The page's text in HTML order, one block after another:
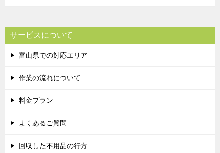
サービスについて
富山県での対応エリア
作業の流れについて
料金プラン
よくあるご質問
回収した不用品の行方